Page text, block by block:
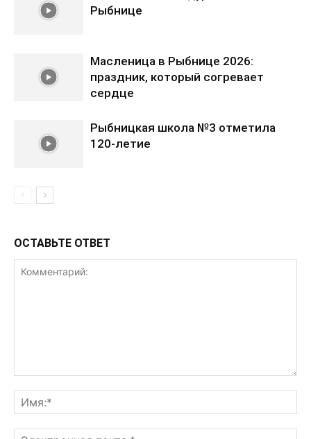
Рыбнице
Масленица в Рыбнице 2026:
праздник, который согревает
сердце
Рыбницкая школа №3 отметила
120-летие
ОСТАВЬТЕ ОТВЕТ